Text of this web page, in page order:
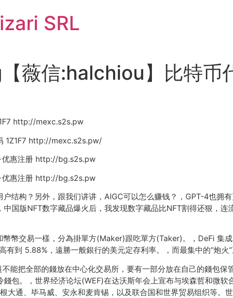
SRL
薇信:halchiou】比特币
http://mexc.s2s.pw
1Z1F7 http://mexc.s2s.pw/
优惠注册 http://bg.s2s.pw
优惠注册 http://bg.s2s.pw
结构？另外，跟我们讲讲，AIGC可以怎么赚钱？，GPT-4也拥
国版NFT数字藏品爆火后，我发现数字藏品比NFT割得还狠，
幣交易一樣，分為掛單方(Maker)跟吃單方(Taker)。，DeFi 集
到 5.88%，遠勝一般銀行的美元定存利率。，而最集中的“炮火”
能把全部的錢放在中心化交易所，要有一部分放在自己的錢包
包。，世界经济论坛(WEF)在达沃斯年会上宣布与埃森哲和微
通、毕马威、安永和麦肯锡，以及联合国和世界贸易组织等。